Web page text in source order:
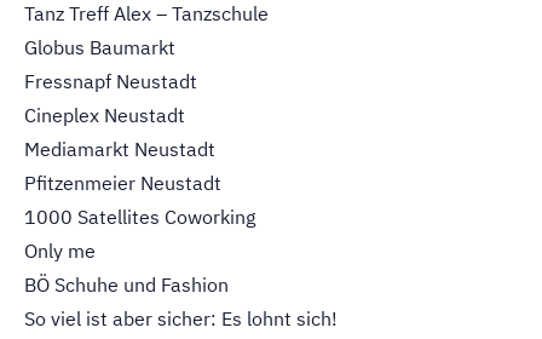
Tanz Treff Alex – Tanzschule
Globus Baumarkt
Fressnapf Neustadt
Cineplex Neustadt
Mediamarkt Neustadt
Pfitzenmeier Neustadt
1000 Satellites Coworking
Only me
BÖ Schuhe und Fashion
So viel ist aber sicher: Es lohnt sich!